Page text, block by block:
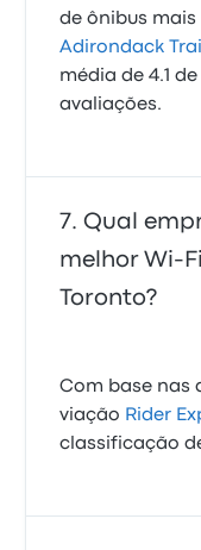
de ônibus
Adirondack
média de 4.1
avaliações.
Qual
melhor Wi-
Toronto?
Com base nas
viação Rider
classificação